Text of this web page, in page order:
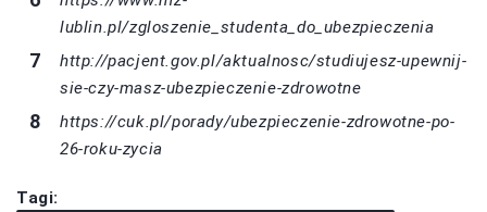
lublin.pl/zgloszenie_studenta_do_ubezpieczenia
http://pacjent.gov.pl/aktualnosc/studiujesz-upewnij-
sie-czy-masz-ubezpieczenie-zdrowotne
https://cuk.pl/porady/ubezpieczenie-zdrowotne-po-
26-roku-zycia
Tagi: